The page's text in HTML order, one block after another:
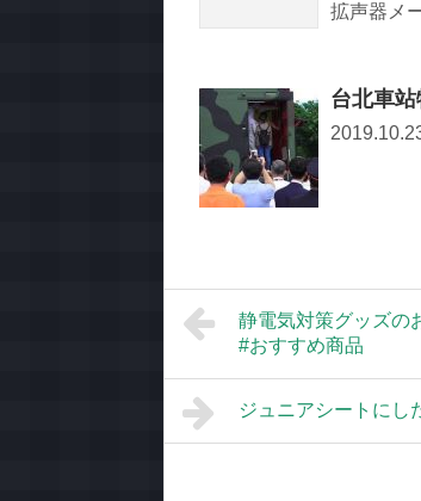
拡声器メ
台北車
静電気対策グッズの
#おすすめ商品
ジュニアシートにし